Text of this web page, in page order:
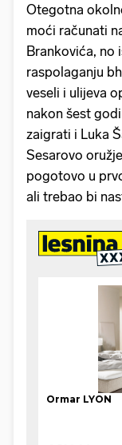
Otegotna
moći računati
Brankovića, no
raspolaganju
veseli i ulijeva
nakon šest
zaigrati i Luka
Sesarovo
pogotovo u
ali trebao bi